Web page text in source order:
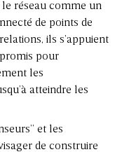
le réseau comme un
de points de
ils s’appuient
pour
les
atteindre les
et les
de construire